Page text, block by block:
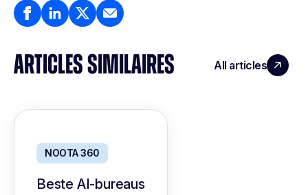
ARTICLES SIMILAIRES All articles
NOOTA 360
Beste AI-bureaus